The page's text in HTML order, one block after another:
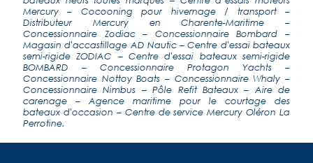
Mercury – Cocooning pour hivernage / transport–
Distributeur Mercury en Charente-Maritime –
Concessionnaire Zodiac– Concessionnaire Bombard –
Magasin d'accastillage AD Nautic–Centre d'essai bateaux
semi-rigide ZODIAC –Centre d'essai bateaux semi-rigide
BOMBARD – Concessionnaire Protagon Yachts –
Concessionnaire Nottoy Boats – Concessionnaire Whaly –
Concessionnaire Nimbus –Pôle Refit Bateaux– Aire de
carenage – Agence maritime pour le courtage des
bateaux d'occasion – Centre de service Mercury Oléron La
Perrotine.